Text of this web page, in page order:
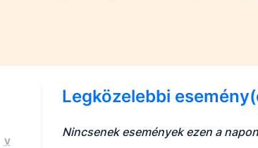
V
Legközelebbi
Nincsenek események ezen a napon